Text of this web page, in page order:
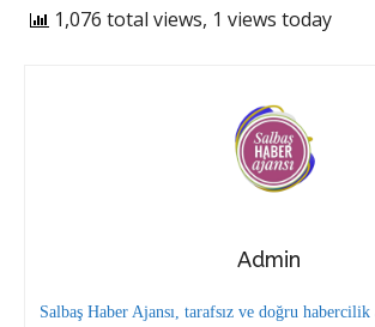
1,076 total views, 1 views today
Admin
Salbaş Haber Ajansı, tarafsız ve doğru habercilik